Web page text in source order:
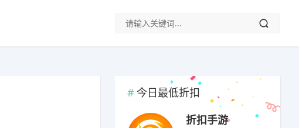
今日最低折扣
折扣手游